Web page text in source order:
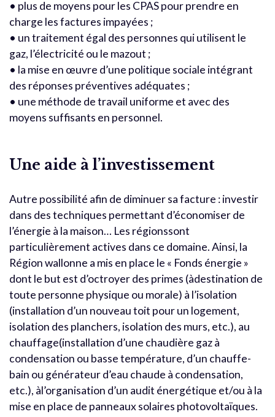
• plus de moyens pour les CPAS pour prendre en
charge les factures impayées ;
• un traitement égal des personnes qui utilisent le
gaz, l’électricité ou le mazout ;
• la mise en œuvre d’une politique sociale intégrant
des réponses préventives adéquates ;
• une méthode de travail uniforme et avec des
moyens suffisants en personnel.
Une aide à l’investissement
Autre possibilité afin de diminuer sa facture : investir
dans des techniques permettant d’économiser de
l’énergie à la maison… Les régionssont
particulièrement actives dans ce domaine. Ainsi, la
Région wallonne a mis en place le « Fonds énergie »
dont le but est d’octroyer des primes (àdestination de
toute personne physique ou morale) à l’isolation
(installation d’un nouveau toit pour un logement,
isolation des planchers, isolation des murs, etc.), au
chauffage(installation d’une chaudière gaz à
condensation ou basse température, d’un chauffe-
bain ou générateur d’eau chaude à condensation,
etc.), àl’organisation d’un audit énergétique et/ou à la
mise en place de panneaux solaires photovoltaïques.